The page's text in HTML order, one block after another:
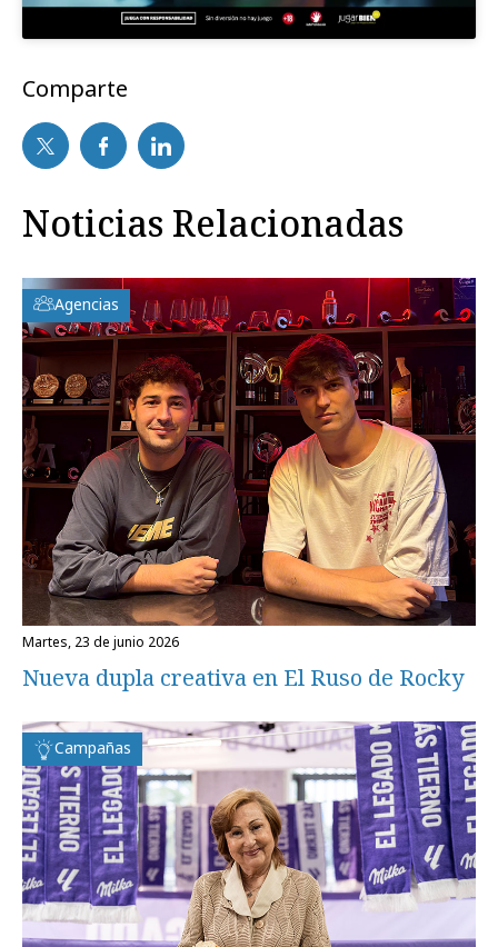
Comparte
Noticias Relacionadas
Agencias
martes, 23 de junio 2026
Nueva dupla creativa en El Ruso de Rocky
Campañas